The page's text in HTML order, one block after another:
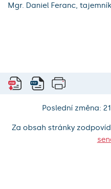
Mgr. Daniel Feranc, tajemník
Poslední změna:
Za obsah stránky